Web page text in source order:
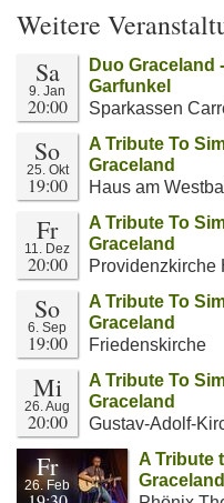
Weitere
Sa
9. Jan
20:00
Duo Graceland
Garfunkel
Sparkassen
So
25. Okt
19:00
A Tribute To
Graceland
Haus am
Fr
11. Dez
20:00
A Tribute To
Graceland
Providenzkirche
So
6. Sep
19:00
A Tribute To
Graceland
Friedenskirche
Mi
26. Aug
20:00
A Tribute To
Graceland
Gustav-Adolf-
Fr
26. Feb
A Tribute
Graceland